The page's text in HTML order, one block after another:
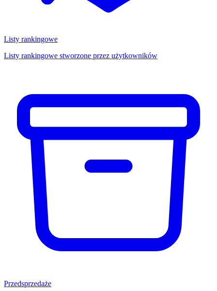
Listy rankingowe
Listy rankingowe stworzone przez użytkowników
Przedsprzedaże